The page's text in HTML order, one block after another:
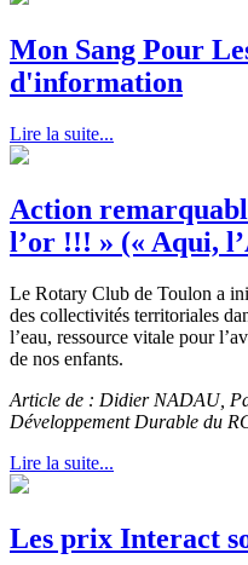
Mon Sang Pour
d'information
Lire la suite...
Action
l’or !!! » (« Aqui,
Le Rotary Club de Toulon a
des collectivités territoriales
l’eau, ressource vitale pour
de nos enfants.
Article de : Didier NADAU,
Développement Durable du
Lire la suite...
Les prix Interact